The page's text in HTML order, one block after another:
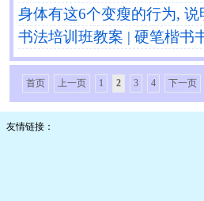
身体有这6个变瘦的行为, 说
书法培训班教案 | 硬笔楷书
首页 上一页 1 2 3 4 下一页
友情链接：